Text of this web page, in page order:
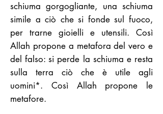
schiuma gorgogliante, una schiuma
simile a ciò che si fonde sul fuoco,
per trarne gioielli e utensili. Così
Allah propone a metafora del vero e
del falso: si perde la schiuma e resta
sulla terra ciò che è utile agli
uomini*. Così Allah propone le
metafore.